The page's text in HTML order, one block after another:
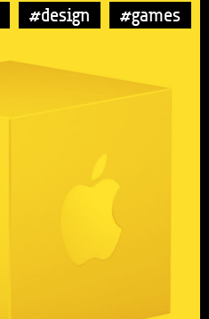
#design #games